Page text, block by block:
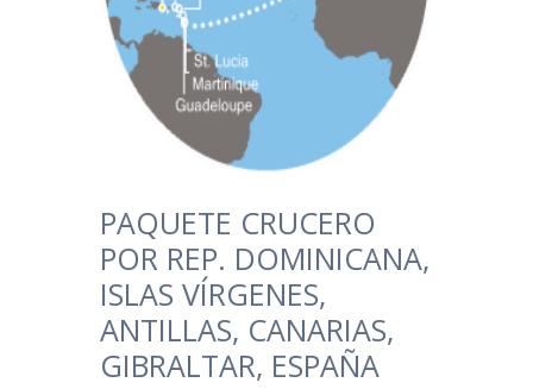
PAQUETE CRUCERO
POR REP. DOMINICANA,
ISLAS VÍRGENES,
ANTILLAS, CANARIAS,
GIBRALTAR, ESPAÑA